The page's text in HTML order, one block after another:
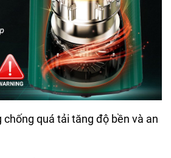
quá tải tăng độ bền và an